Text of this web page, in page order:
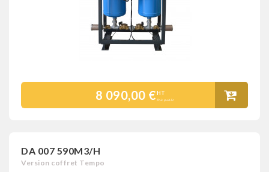
8 090,00 €HT
Prix public
DA 007 590M3/H
Version coffret Tempo